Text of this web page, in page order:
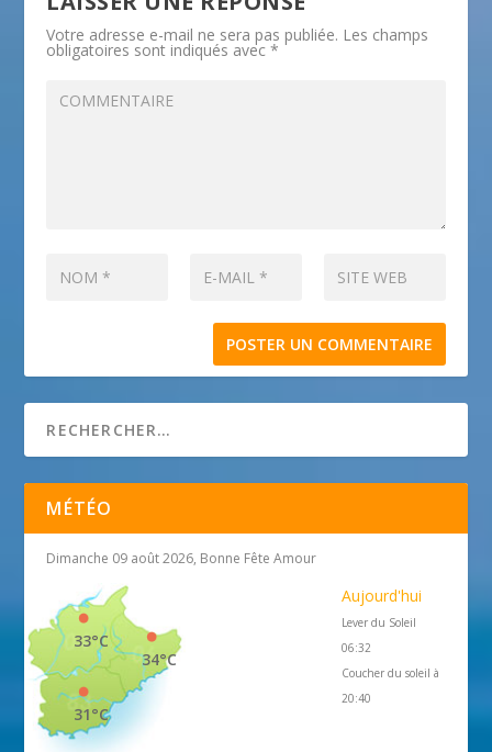
Votre adresse e-mail ne sera pas publiée. Les champs
obligatoires sont indiqués avec*
MÉTÉO
Dimanche 09 août 2026, Bonne Fête Amour
34°C
33°C
31°C
Aujourd'hui
Lever du Soleil
06:32
Coucher du soleil à
20:40